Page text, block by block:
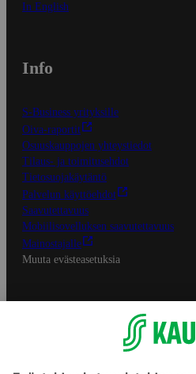
In English
Info
S-Business yrityksille
Oiva-raportit
Osuuskauppojen yhteystiedot
Tilaus- ja toimitusehdot
Tietosuojakäytäntö
Palvelun käyttöehdot
Saavutettavuus
Mobiilisovelluksen saavutettavuus
Mainostajalle
Muuta evästeasetuksia
S-ryhmän palvelut